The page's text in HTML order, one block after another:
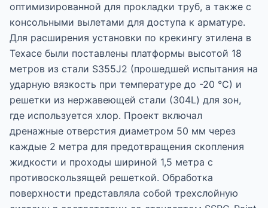
оптимизированной для прокладки труб, а также с
консольными вылетами для доступа к арматуре.
Для расширения установки по крекингу этилена в
Техасе были поставлены платформы высотой 18
метров из стали S355J2 (прошедшей испытания на
ударную вязкость при температуре до -20 °C) и
решетки из нержавеющей стали (304L) для зон,
где используется хлор. Проект включал
дренажные отверстия диаметром 50 мм через
каждые 2 метра для предотвращения скопления
жидкости и проходы шириной 1,5 метра с
противоскользящей решеткой. Обработка
поверхности представляла собой трехслойную